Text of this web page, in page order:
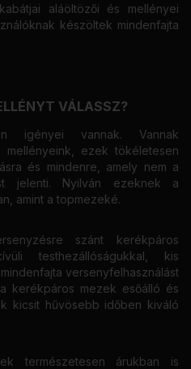
aláöltözői és mellényei
készöltek mindenfajta
VÁLASSZ?
igényei vannak. Vannak
mellényeink, ezek tökéletesen
és mindenre, amely nem a
jelenti. Nyilván ezeknek a
amint a topmezeké.
szánt kerékpáros
testhezállóságukkal, kis
versenyfelhasználást
kerékpáros mezek esőálló és
kicsit hűvösebb időben kiváló
természetesen árukban is